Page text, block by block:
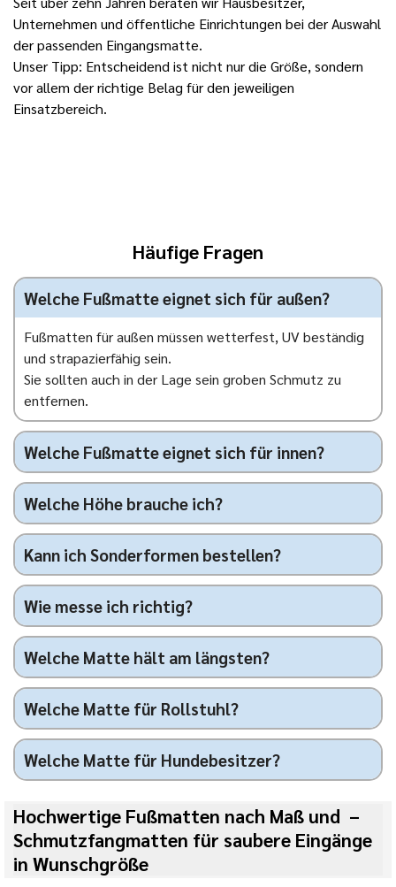
Unternehmen und öffentliche Einrichtungen bei der Auswahl
der passenden Eingangsmatte.
Unser Tipp: Entscheidend ist nicht nur die Größe, sondern
vor allem der richtige Belag für den jeweiligen
Einsatzbereich.
Häufige Fragen
Welche Fußmatte eignet sich für außen?
Fußmatten für außen müssen wetterfest, UV beständig
und strapazierfähig sein.
Sie sollten auch in der Lage sein groben Schmutz zu
entfernen.
Welche Fußmatte eignet sich für innen?
Welche Höhe brauche ich?
Kann ich Sonderformen bestellen?
Wie messe ich richtig?
Welche Matte hält am längsten?
Welche Matte für Rollstuhl?
Welche Matte für Hundebesitzer?
Hochwertige Fußmatten nach Maß und  –
Schmutzfangmatten für saubere Eingänge
in Wunschgröße